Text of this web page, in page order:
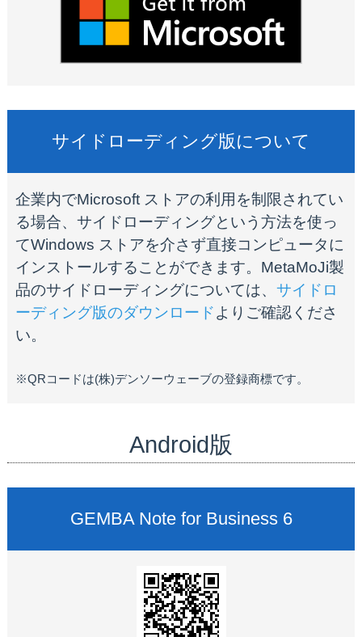
サイドローディング版について
企業内でMicrosoft ストアの利用を制限されてい
る場合、サイドローディングという方法を使っ
てWindows ストアを介さず直接コンピュータに
インストールすることができます。MetaMoJi製
品のサイドローディングについては、 サイドロ
ーディング版のダウンロードよりご確認くださ
い。
※QRコードは(株)デンソーウェーブの登録商標です。
Android版
GEMBA Note for Business 6